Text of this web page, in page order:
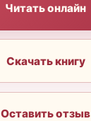
Читать онлайн
Скачать книгу
Оставить отзыв